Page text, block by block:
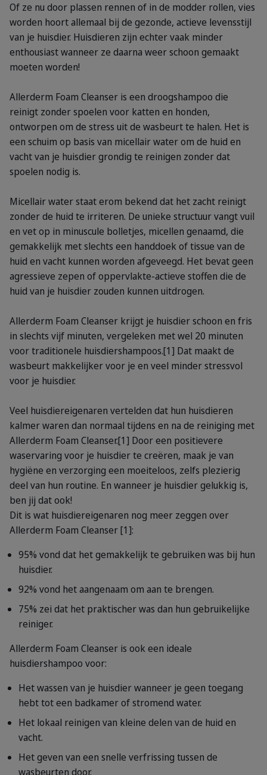
Of ze nu door plassen rennen of in de modder rollen, vies
worden hoort allemaal bij de gezonde, actieve levensstijl
van je huisdier. Huisdieren zijn echter vaak minder
enthousiast wanneer ze daarna weer schoon gemaakt
moeten worden!
Allerderm Foam Cleanser is een droogshampoo die
reinigt zonder spoelen voor katten en honden,
ontworpen om de stress uit de wasbeurt te halen. Het is
een schuim op basis van micellair water om de huid en
vacht van je huisdier grondig te reinigen zonder dat
spoelen nodig is.
Micellair water staat erom bekend dat het zacht reinigt
zonder de huid te irriteren. De unieke structuur vangt vuil
en vet op in minuscule bolletjes, micellen genaamd, die
gemakkelijk met slechts een handdoek of tissue van de
huid en vacht kunnen worden afgeveegd. Het bevat geen
agressieve zepen of oppervlakte-actieve stoffen die de
huid van je huisdier zouden kunnen uitdrogen.
Allerderm Foam Cleanser krijgt je huisdier schoon en fris
in slechts vijf minuten, vergeleken met wel 20 minuten
voor traditionele huisdiershampoos.[1] Dat maakt de
wasbeurt makkelijker voor je en veel minder stressvol
voor je huisdier.
Veel huisdiereigenaren vertelden dat hun huisdieren
kalmer waren dan normaal tijdens en na de reiniging met
Allerderm Foam Cleanser.[1] Door een positievere
waservaring voor je huisdier te creëren, maak je van
hygiëne en verzorging een moeiteloos, zelfs plezierig
deel van hun routine. En wanneer je huisdier gelukkig is,
ben jij dat ook!
Dit is wat huisdiereigenaren nog meer zeggen over
Allerderm Foam Cleanser [1]:
95% vond dat het gemakkelijk te gebruiken was bij hun
huisdier.
92% vond het aangenaam om aan te brengen.
75% zei dat het praktischer was dan hun gebruikelijke
reiniger.
Allerderm Foam Cleanser is ook een ideale
huisdiershampoo voor:
Het wassen van je huisdier wanneer je geen toegang
hebt tot een badkamer of stromend water.
Het lokaal reinigen van kleine delen van de huid en
vacht.
Het geven van een snelle verfrissing tussen de
wasbeurten door.